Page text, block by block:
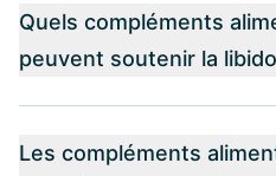
Quels compléments
peuvent soutenir la
Les compléments